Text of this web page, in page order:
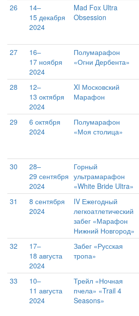
26
14–
15 декабря
2024
Mad Fox Ultra
Obsession
27
16–
17 ноября
2024
Полумарафон
«Огни Дербента»
28
12–
13 октября
2024
XI Московский
Марафон
29
6 октября
2024
Полумарафон
«Моя столица»
30
28–
29 сентября
2024
Горный
ультрамарафон
«White Bride Ultra»
31
8 сентября
2024
IV Ежегодный
легкоатлетический
забег «Марафон
Нижний Новгород»
32
17–
18 августа
2024
Забег «Русская
тропа»
33
10–
11 августа
2024
Трейл «Ночная
пчела» «Trail 4
Seasons»